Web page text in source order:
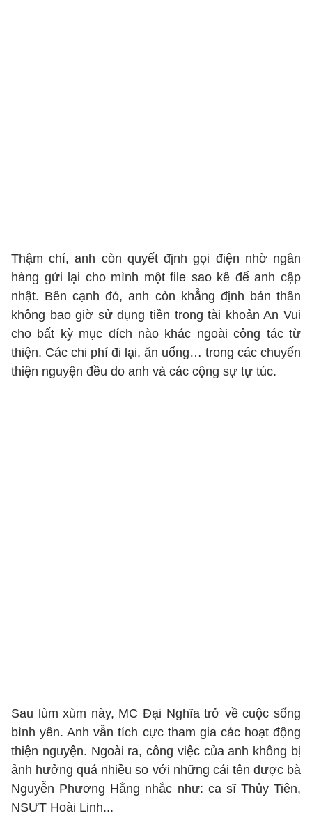
Thậm chí, anh còn quyết định gọi điện nhờ ngân
hàng gửi lại cho mình một file sao kê để anh cập
nhật. Bên cạnh đó, anh còn khẳng định bản thân
không bao giờ sử dụng tiền trong tài khoản An Vui
cho bất kỳ mục đích nào khác ngoài công tác từ
thiện. Các chi phí đi lại, ăn uống… trong các chuyến
thiện nguyện đều do anh và các cộng sự tự túc.
Sau lùm xùm này, MC Đại Nghĩa trở về cuộc sống
bình yên. Anh vẫn tích cực tham gia các hoạt động
thiện nguyện. Ngoài ra, công việc của anh không bị
ảnh hưởng quá nhiều so với những cái tên được bà
Nguyễn Phương Hằng nhắc như: ca sĩ Thủy Tiên,
NSƯT Hoài Linh...